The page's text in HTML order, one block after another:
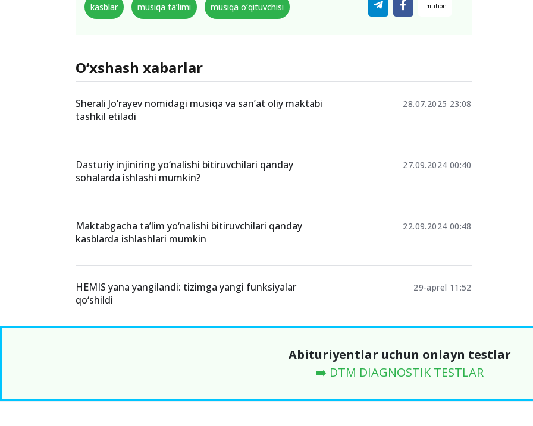
kasblar musiqa ta’limi musiqa o‘qituvchisi
O‘xshash xabarlar
Sherali Jo‘rayev nomidagi musiqa va san’at oliy maktabi
tashkil etiladi
28.07.2025 23:08
Dasturiy injiniring yo‘nalishi bitiruvchilari qanday
sohalarda ishlashi mumkin?
27.09.2024 00:40
Maktabgacha ta’lim yo‘nalishi bitiruvchilari qanday
kasblarda ishlashlari mumkin
22.09.2024 00:48
HEMIS yana yangilandi: tizimga yangi funksiyalar
qo‘shildi
29-aprel 11:52
Abituriyentlar uchun onlayn testlar
➡️ DTM DIAGNOSTIK TESTLAR